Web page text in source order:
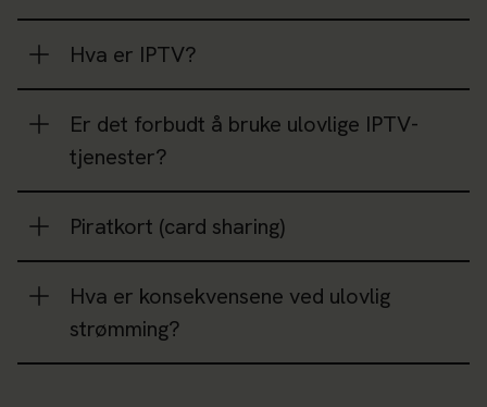
Hva er IPTV?
Er det forbudt å bruke ulovlige IPTV-
tjenester?
Piratkort (card sharing)
Hva er konsekvensene ved ulovlig
strømming?